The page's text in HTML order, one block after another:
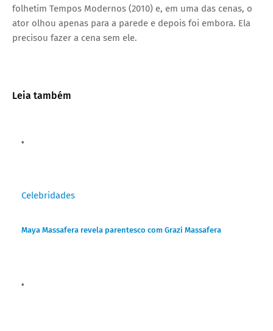
folhetim Tempos Modernos (2010) e, em uma das cenas, o
ator olhou apenas para a parede e depois foi embora. Ela
precisou fazer a cena sem ele.
Leia também
Celebridades
Maya Massafera revela parentesco com Grazi Massafera